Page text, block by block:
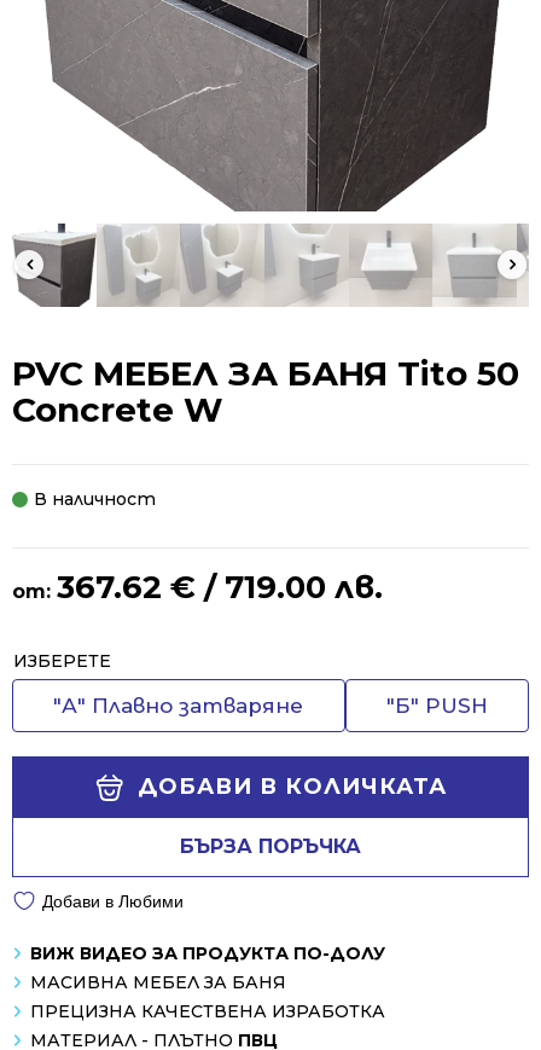
PVC МЕБЕЛ ЗА БАНЯ Tito 50
Concrete W
В наличност
от: 367.62 € / 719.00 лв.
ИЗБЕРЕТЕ
"А" Плавно затваряне "Б" PUSH
ДОБАВИ В КОЛИЧКАТА
БЪРЗА ПОРЪЧКА
Alternative:
Добави в Любими
ВИЖ ВИДЕО ЗА ПРОДУКТА ПО-ДОЛУ
МАСИВНА МЕБЕЛ ЗА БАНЯ
ПРЕЦИЗНА КАЧЕСТВЕНА ИЗРАБОТКА
МАТЕРИАЛ - ПЛЪТНО ПВЦ